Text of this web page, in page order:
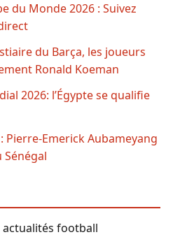
du Monde 2026 : Suivez
du Barça, les joueurs
Ronald Koeman
2026: l’Égypte se qualifie
Pierre-Emerick Aubameyang
Sénégal
actualités football